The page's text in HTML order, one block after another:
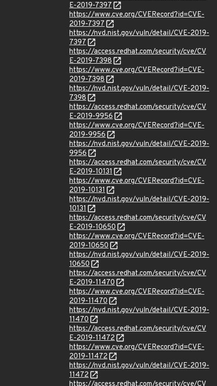
E-2019-7397
https://www.cve.org/CVERecord?id=CVE-
2019-7397
https://nvd.nist.gov/vuln/detail/CVE-2019-
7397
https://access.redhat.com/security/cve/CV
E-2019-7398
https://www.cve.org/CVERecord?id=CVE-
2019-7398
https://nvd.nist.gov/vuln/detail/CVE-2019-
7398
https://access.redhat.com/security/cve/CV
E-2019-9956
https://www.cve.org/CVERecord?id=CVE-
2019-9956
https://nvd.nist.gov/vuln/detail/CVE-2019-
9956
https://access.redhat.com/security/cve/CV
E-2019-10131
https://www.cve.org/CVERecord?id=CVE-
2019-10131
https://nvd.nist.gov/vuln/detail/CVE-2019-
10131
https://access.redhat.com/security/cve/CV
E-2019-10650
https://www.cve.org/CVERecord?id=CVE-
2019-10650
https://nvd.nist.gov/vuln/detail/CVE-2019-
10650
https://access.redhat.com/security/cve/CV
E-2019-11470
https://www.cve.org/CVERecord?id=CVE-
2019-11470
https://nvd.nist.gov/vuln/detail/CVE-2019-
11470
https://access.redhat.com/security/cve/CV
E-2019-11472
https://www.cve.org/CVERecord?id=CVE-
2019-11472
https://nvd.nist.gov/vuln/detail/CVE-2019-
11472